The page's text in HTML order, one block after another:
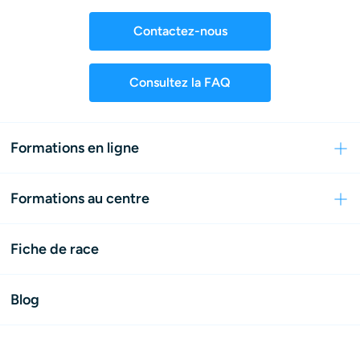
Contactez-nous
Consultez la FAQ
Formations en ligne
Formations au centre
Fiche de race
Blog